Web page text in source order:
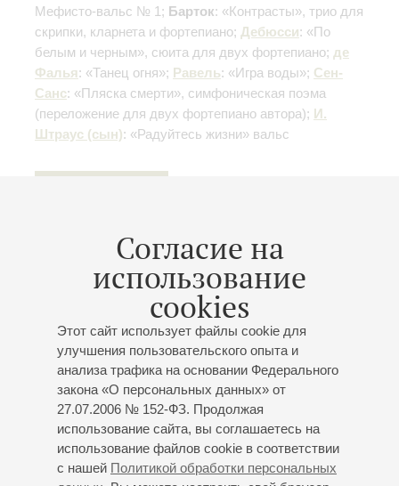
Согласие на
использование
cookies
Этот сайт использует файлы cookie для
улучшения пользовательского опыта и
анализа трафика на основании Федерального
закона «О персональных данных» от
27.07.2006 № 152-ФЗ. Продолжая
использование сайта, вы соглашаетесь на
использование файлов cookie в соответствии
с нашей Политикой обработки персональных
Мефисто-вальс № 1; Барток: «Контрасты», трио для
скрипки, кларнета и фортепиано; Дебюсси: «По
белым и черным», сюита для двух фортепиано; де
Фалья: «Танец огня»; Равель: «Игра воды»; Сен-
Санс: «Пляска смерти», симфоническая поэма
(переложение для двух фортепиано автора); И.
Штраус (сын): «Радуйтесь жизни» вальс
июня, 2027 20:00,Ср
«Джаз в классике»
Концерт 9-го абонемента «Концерты во фраках и в
джинсах»
Заслуженный коллектив России академический
симфонический оркестр филармонии
Вячеслав Валеев Илья Папоян
фортепиано;Александр Малич
Равель: Концерт № 1 для фортепиано с оркестром;